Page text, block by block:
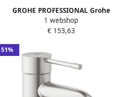
GROHE PROFESSIONAL Grohe
Eurosmart Special wastafelmengkraan
M-size safety stop desinfectie gladde
1 webshop
€ 153,63
51%